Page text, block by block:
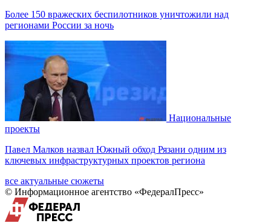
Более 150 вражеских беспилотников уничтожили над
регионами России за ночь
Национальные
проекты
Павел Малков назвал Южный обход Рязани одним из
ключевых инфраструктурных проектов региона
все актуальные сюжеты
© Информационное агентство «ФедералПресс»